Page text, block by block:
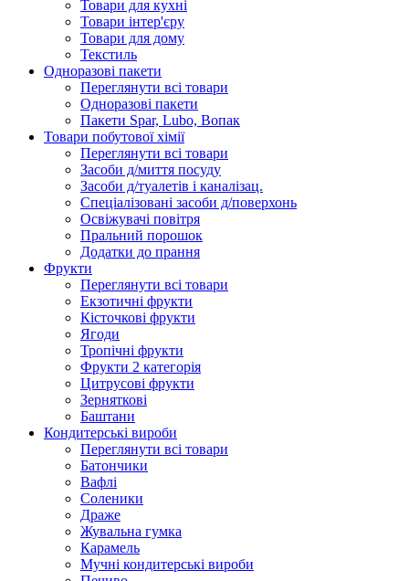
Товари для кухні
Товари інтер'єру
Товари для дому
Текстиль
Одноразові пакети
Переглянути всі товари
Одноразові пакети
Пакети Spar, Lubo, Вопак
Товари побутової хімії
Переглянути всі товари
Засоби д/миття посуду
Засоби д/туалетів і каналізац.
Спеціалізовані засоби д/поверхонь
Освіжувачі повітря
Пральний порошок
Додатки до прання
Фрукти
Переглянути всі товари
Екзoтичні фрукти
Кісточкові фрукти
Ягоди
Тропічні фрукти
Фрукти 2 категорія
Цитрусові фрукти
Зерняткові
Баштани
Кондитерські вироби
Переглянути всі товари
Батончики
Вафлі
Соленики
Драже
Жувальнa гумка
Карамель
Мучні кондитерські вироби